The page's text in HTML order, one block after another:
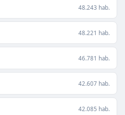
48.243 hab.
48.221 hab.
46.781 hab.
42.607 hab.
42.085 hab.